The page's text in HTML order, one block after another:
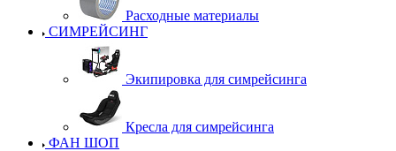
Расходные материалы
СИМРЕЙСИНГ
Экипировка для симрейсинга
Кресла для симрейсинга
ФАН ШОП